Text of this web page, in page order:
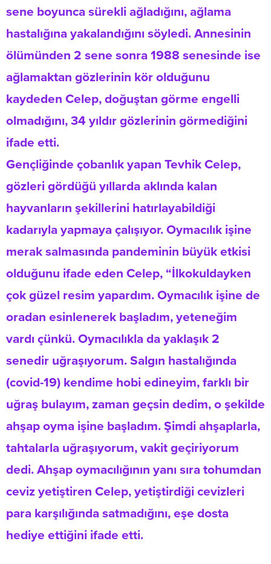
sene boyunca sürekli ağladığını, ağlama
hastalığına yakalandığını söyledi. Annesinin
ölümünden 2 sene sonra 1988 senesinde ise
ağlamaktan gözlerinin kör olduğunu
kaydeden Celep, doğuştan görme engelli
olmadığını, 34 yıldır gözlerinin görmediğini
ifade etti.
Gençliğinde çobanlık yapan Tevhik Celep,
gözleri gördüğü yıllarda aklında kalan
hayvanların şekillerini hatırlayabildiği
kadarıyla yapmaya çalışıyor. Oymacılık işine
merak salmasında pandeminin büyük etkisi
olduğunu ifade eden Celep, “İlkokuldayken
çok güzel resim yapardım. Oymacılık işine de
oradan esinlenerek başladım, yeteneğim
vardı çünkü. Oymacılıkla da yaklaşık 2
senedir uğraşıyorum. Salgın hastalığında
(covid-19) kendime hobi edineyim, farklı bir
uğraş bulayım, zaman geçsin dedim, o şekilde
ahşap oyma işine başladım. Şimdi ahşaplarla,
tahtalarla uğraşıyorum, vakit geçiriyorum
dedi. Ahşap oymacılığının yanı sıra tohumdan
ceviz yetiştiren Celep, yetiştirdiği cevizleri
para karşılığında satmadığını, eşe dosta
hediye ettiğini ifade etti.